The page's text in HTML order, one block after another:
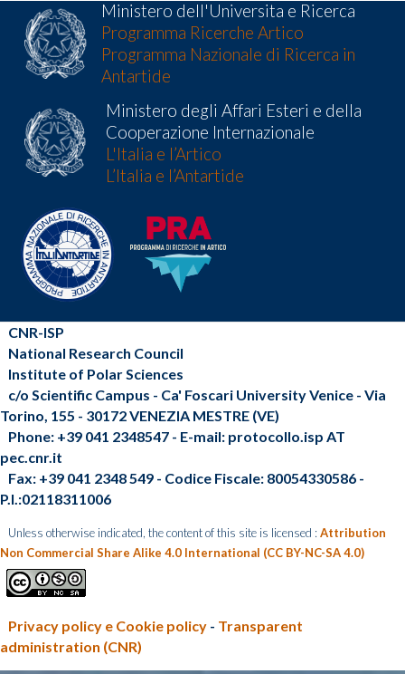
Ministero dell'Universita e Ricerca
Programma Ricerche Artico
Programma Nazionale di Ricerca in
Antartide
Ministero degli Affari Esteri e della
Cooperazione Internazionale
L'Italia e l’Artico
L’Italia e l’Antartide
CNR-ISP
National Research Council
Institute of Polar Sciences
c/o Scientific Campus - Ca' Foscari University Venice - Via
Torino, 155 - 30172 VENEZIA MESTRE (VE)
Phone: +39 041 2348547 - E-mail: protocollo.isp AT
pec.cnr.it
Fax: +39 041 2348 549 - Codice Fiscale: 80054330586 -
P.I.:02118311006
Unless otherwise indicated, the content of this site is licensed : Attribution
Non Commercial Share Alike 4.0 International (CC BY-NC-SA 4.0)
Privacy policy e Cookie policy - Transparent
administration (CNR)